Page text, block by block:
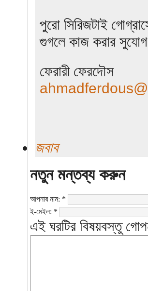
পুরো সিরিজটাই
গুগলে কাজ করার সুযোগ
ফেরারী ফেরদৌস
জবাব
নতুন মন্তব্য করুন
আপনার নাম: *
ই-মেইল: *
এই ঘরটির বিষয়বস্তু